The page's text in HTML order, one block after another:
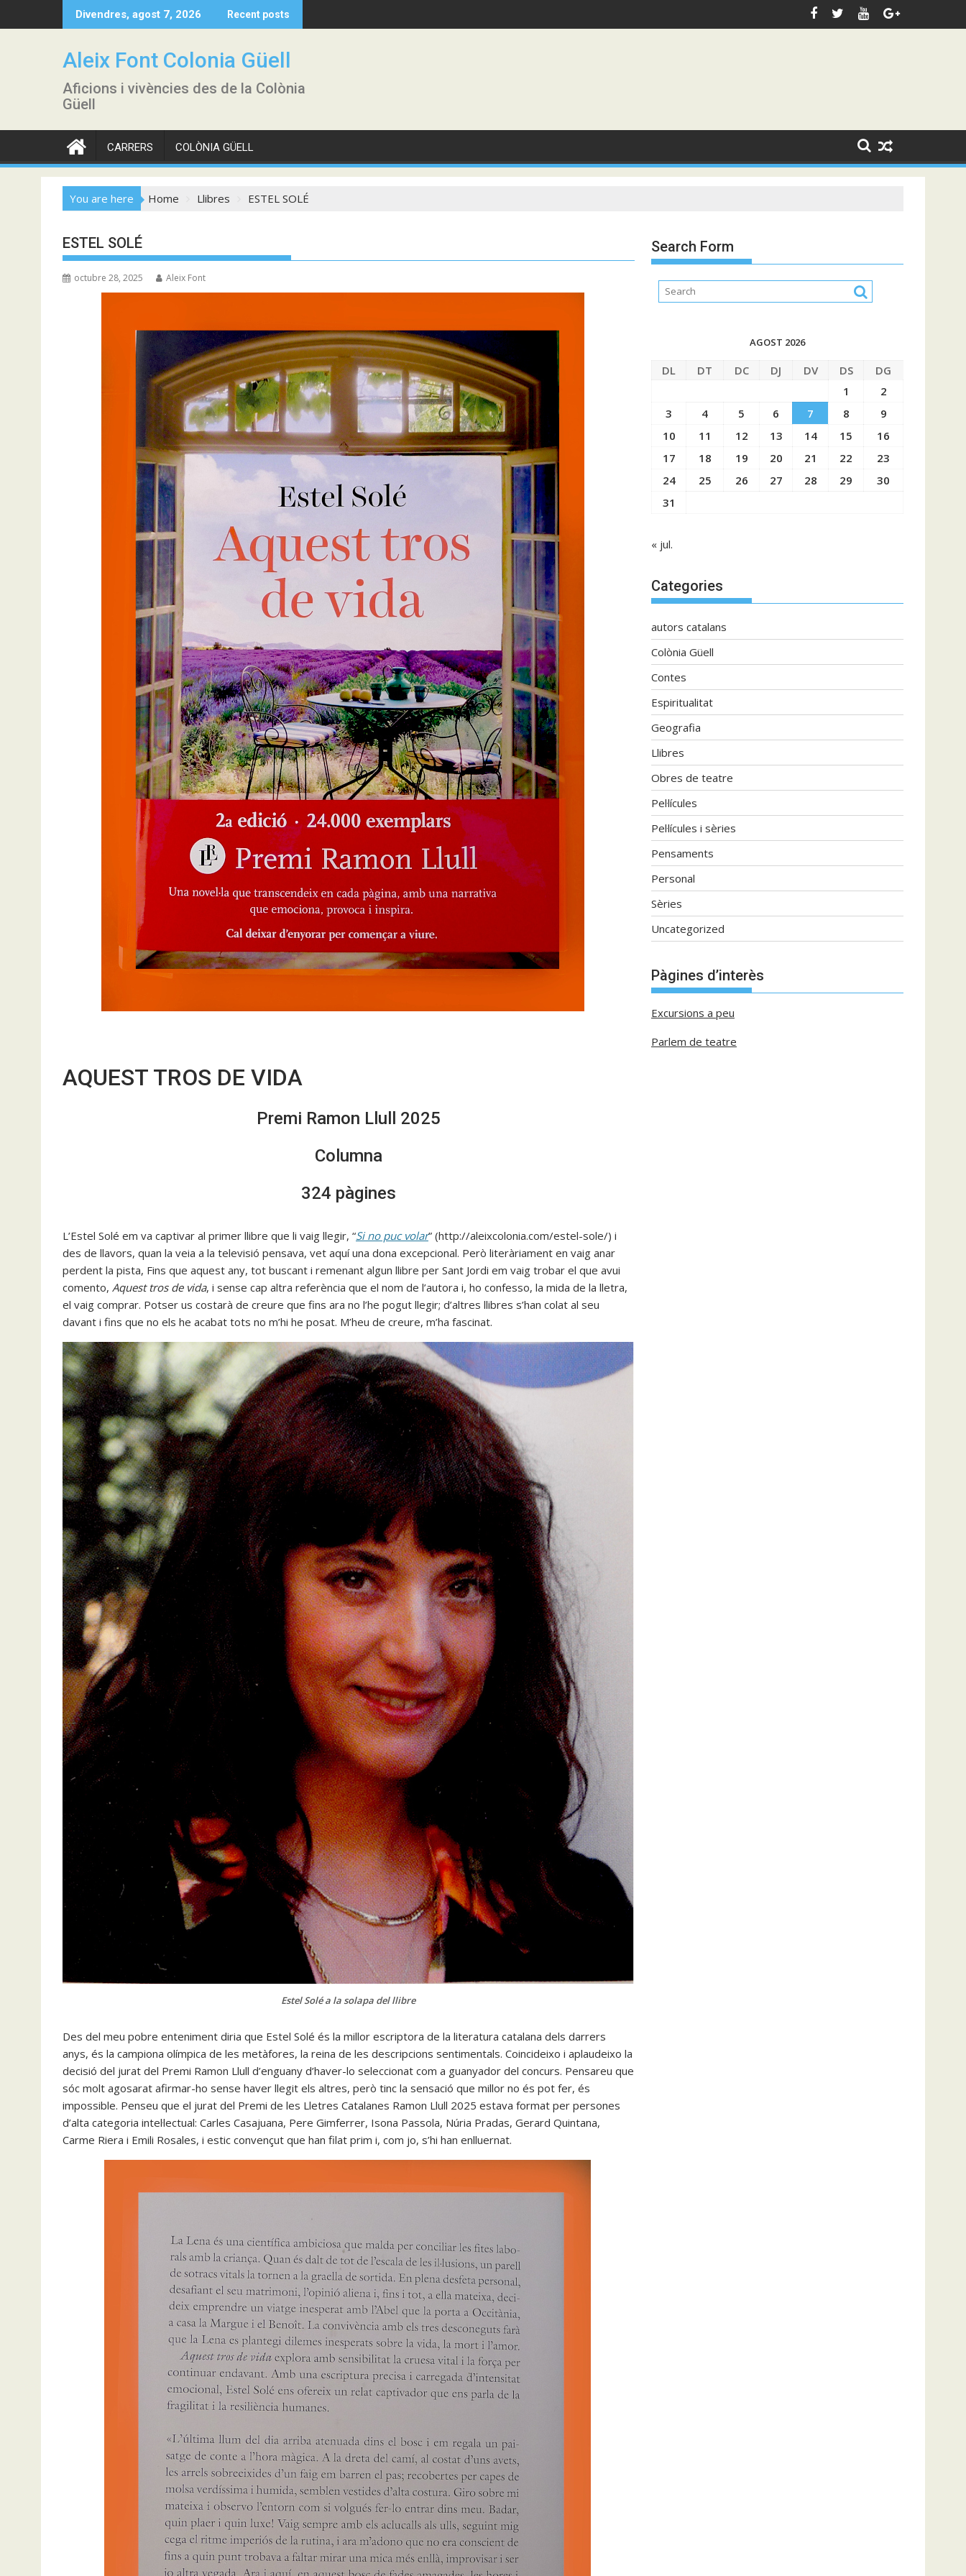
to
Divendres, agost 7, 2026 Recent posts
Aleix Font Colonia Güell
Aficions i vivències des de la Colònia
Güell
CARRERS COLÒNIA GÜELL
You are here Home Llibres ESTEL SOLÉ
ESTEL SOLÉ
octubre 28, 2025 Aleix Font
AQUEST TROS DE VIDA
Premi Ramon Llull 2025
Columna
324 pàgines
L’Estel Solé em va captivar al primer llibre que li vaig llegir, “Si no puc volar” (http://aleixcolonia.com/estel-sole/) i
des de llavors, quan la veia a la televisió pensava, vet aquí una dona excepcional. Però literàriament en vaig anar
perdent la pista, Fins que aquest any, tot buscant i remenant algun llibre per Sant Jordi em vaig trobar el que avui
comento, Aquest tros de vida, i sense cap altra referència que el nom de l’autora i, ho confesso, la mida de la lletra,
el vaig comprar. Potser us costarà de creure que fins ara no l’he pogut llegir; d’altres llibres s’han colat al seu
davant i fins que no els he acabat tots no m’hi he posat. M’heu de creure, m’ha fascinat.
Estel Solé a la solapa del llibre
Des del meu pobre enteniment diria que Estel Solé és la millor escriptora de la literatura catalana dels darrers
anys, és la campiona olímpica de les metàfores, la reina de les descripcions sentimentals. Coincideixo i aplaudeixo la
decisió del jurat del Premi Ramon Llull d’enguany d’haver-lo seleccionat com a guanyador del concurs. Pensareu que
sóc molt agosarat afirmar-ho sense haver llegit els altres, però tinc la sensació que millor no és pot fer, és
impossible. Penseu que el jurat del Premi de les Lletres Catalanes Ramon Llull 2025 estava format per persones
d’alta categoria intel·lectual: Carles Casajuana, Pere Gimferrer, Isona Passola, Núria Pradas, Gerard Quintana,
Carme Riera i Emili Rosales, i estic convençut que han filat prim i, com jo, s’hi han enlluernat.
Search Form
AGOST 2026
DL DT DC DJ DV DS
DG
1
2
3
4 5 6 7 8
9
10
11 12 13 14 15
16
17
18 19 20 21 22
23
24
25 26 27 28 29
30
31
« jul.
Categories
autors catalans
Colònia Güell
Contes
Espiritualitat
Geografia
Llibres
Obres de teatre
Pel·lícules
Pel·lícules i sèries
Pensaments
Personal
Sèries
Uncategorized
Pàgines d’interès
Excursions a peu
Parlem de teatre